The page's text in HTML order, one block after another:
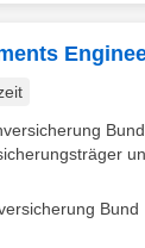
Bund